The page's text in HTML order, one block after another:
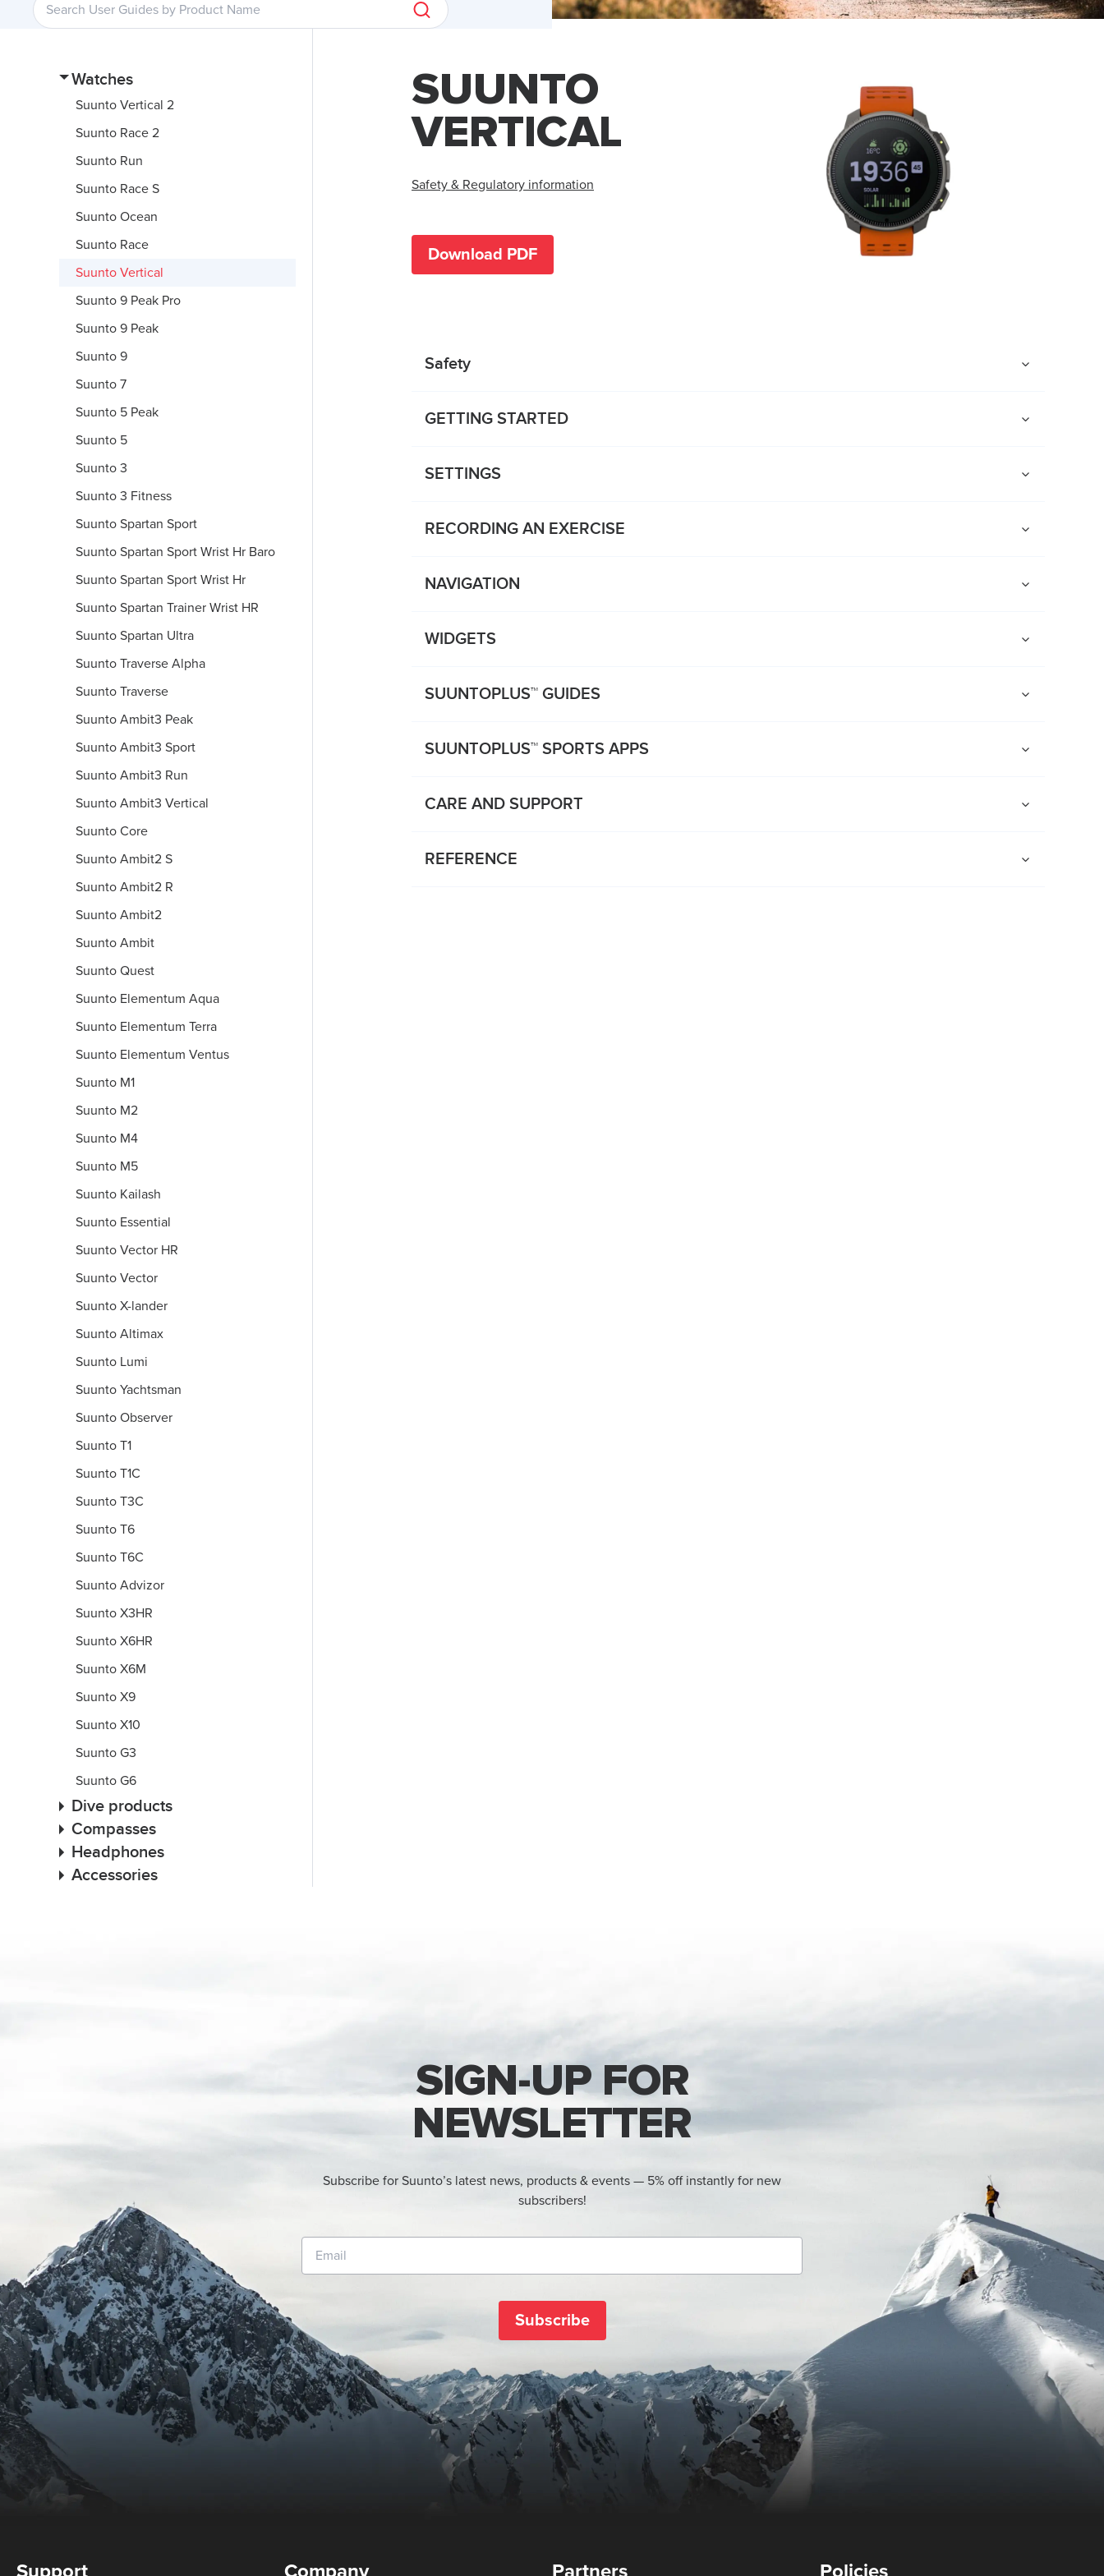
Watches
Suunto Vertical 2
Suunto Race 2
Suunto Run
Suunto Race S
Suunto Ocean
Suunto Race
Suunto Vertical
Suunto 9 Peak Pro
Suunto 9 Peak
Suunto 9
Suunto 7
Suunto 5 Peak
Suunto 5
Suunto 3
Suunto 3 Fitness
Suunto Spartan Sport
Suunto Spartan Sport Wrist Hr Baro
Suunto Spartan Sport Wrist Hr
Suunto Spartan Trainer Wrist HR
Suunto Spartan Ultra
Suunto Traverse Alpha
Suunto Traverse
Suunto Ambit3 Peak
Suunto Ambit3 Sport
Suunto Ambit3 Run
Suunto Ambit3 Vertical
Suunto Core
Suunto Ambit2 S
Suunto Ambit2 R
Suunto Ambit2
Suunto Ambit
Suunto Quest
Suunto Elementum Aqua
Suunto Elementum Terra
Suunto Elementum Ventus
Suunto M1
Suunto M2
Suunto M4
Suunto M5
Suunto Kailash
Suunto Essential
Suunto Vector HR
Suunto Vector
Suunto X-lander
Suunto Altimax
Suunto Lumi
Suunto Yachtsman
Suunto Observer
Suunto T1
Suunto T1C
Suunto T3C
Suunto T6
Suunto T6C
Suunto Advizor
Suunto X3HR
Suunto X6HR
Suunto X6M
Suunto X9
Suunto X10
Suunto G3
Suunto G6
Dive products
Compasses
Headphones
Accessories
SUUNTO
VERTICAL
Safety & Regulatory information
Download PDF
Safety
GETTING STARTED
SETTINGS
RECORDING AN EXERCISE
NAVIGATION
WIDGETS
SUUNTOPLUS™ GUIDES
SUUNTOPLUS™ SPORTS APPS
CARE AND SUPPORT
REFERENCE
SIGN-UP FOR
NEWSLETTER
Subscribe for Suunto’s latest news, products & events — 5% off instantly for new
subscribers!
Subscribe
Support Company Partners Policies